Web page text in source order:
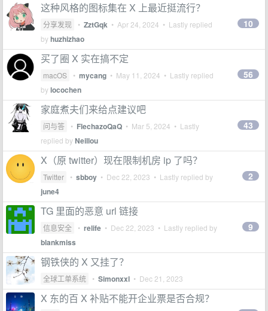
这种风格的图标集在 X 上最近挺流行？
分享发现 • ZztGqk • Apr 24, 2024 • Lastly replied
byhuzhizhao
10
买了圈 X 实在搞不定
macOS • mycang • May 11, 2024 • Lastly replied
bylocochen
56
家庭煮夫们来给点建议吧
问与答 • FlechazoQaQ • Mar 5, 2024 • Lastly
replied byNeillou
43
X（原 twitter）现在限制机房 ip 了吗？
Twitter • sbboy • Dec 22, 2023 • Lastly replied by
june4
2
TG 里面的恶意 url 链接
信息安全 • relife • Dec 22, 2023 • Lastly replied by
blankmiss
9
钢铁侠的 X 又挂了？
全球工单系统 • Simonxxl • Dec 21, 2023
X 东的百 X 补贴不能开企业票是否合规？